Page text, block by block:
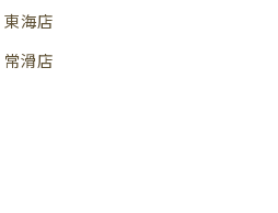
海店
滑店